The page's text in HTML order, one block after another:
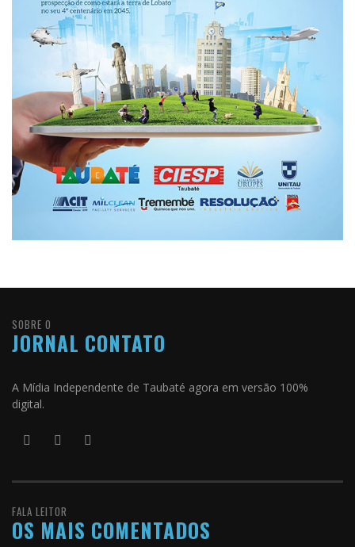
SOBRE O
JORNAL CONTATO
A Mídia Independente de Taubaté agora em versão 100%
digital.
FALA LEITOR
OS MAIS COMENTADOS